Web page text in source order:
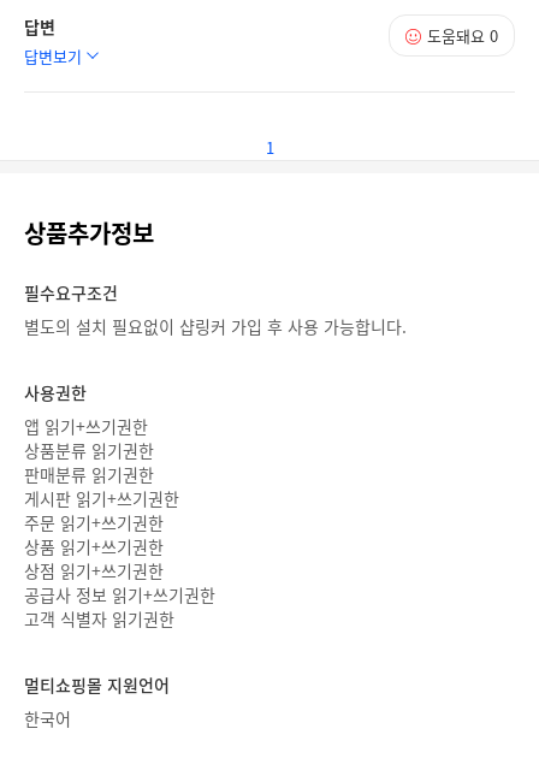
도움돼요 0
답변
답변보기
1
상품추가정보
필수요구조건
별도의 설치 필요없이 샵링커 가입 후 사용 가능합니다.
사용권한
앱 읽기+쓰기권한
상품분류 읽기권한
판매분류 읽기권한
게시판 읽기+쓰기권한
주문 읽기+쓰기권한
상품 읽기+쓰기권한
상점 읽기+쓰기권한
공급사 정보 읽기+쓰기권한
고객 식별자 읽기권한
멀티쇼핑몰 지원언어
한국어